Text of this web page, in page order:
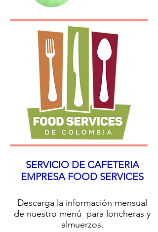
SERVICIO DE CAFETERIA
EMPRESA FOOD SERVICES
Descarga la información mensual
de nuestro menú para loncheras y
almuerzos.